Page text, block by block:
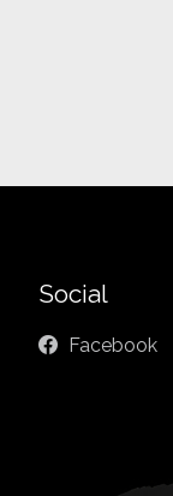
Social
Facebook